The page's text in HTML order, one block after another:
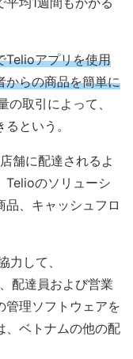
Telioアプリを使用
からの商品を簡単に
の取引によって、
という。
舗に配達されるよ
Telioのソリューシ
品、キャッシュフロ
して、
配達員および営業
管理ソフトウェアを
、ベトナムの他の配